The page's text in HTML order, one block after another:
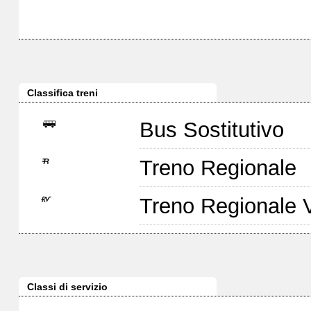
Classifica treni
Bus Sostitutivo
Treno Regionale
Treno Regionale
Classi di servizio